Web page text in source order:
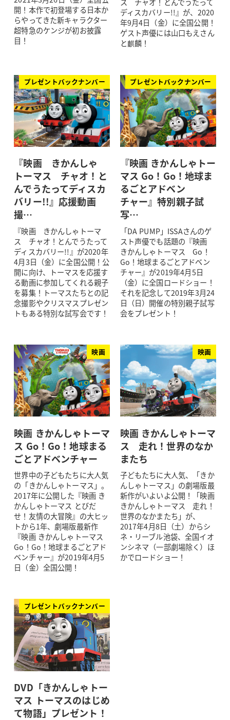
開！本作で初登場する日本か
らやってきた新キャラクター
超特急のケンジが初お披露
目！
ス チャオ！とんでうたって
ディスカバリー!!』が、2020
年9月4日（金）に全国公開！
ゲスト声優には山口もえさん
と麒麟！
プレゼントバックナンバー
『映画 きかんしゃ
トーマス チャオ！と
んでうたってディスカ
バリー!!』応援動画
撮…
『映画 きかんしゃトーマ
ス チャオ！とんでうたって
ディスカバリー!!』が2020年
4月3日（金）に全国公開！公
開に向け、トーマスを応援す
る動画に参加してくれる親子
を募集！トーマスたちとの記
念撮影やクリスマスプレゼン
トもある特別な試写会です！
プレゼントバックナンバー
『映画 きかんしゃトー
マス Go！Go！地球ま
るごとアドベン
チャー』特別親子試
写…
「DA PUMP」ISSAさんのゲ
スト声優でも話題の『映画
きかんしゃトーマス Go！
Go！地球まるごとアドベン
チャー』が2019年4月5日
（金）に全国ロードショー！
それを記念して2019年3月24
日（日）開催の特別親子試写
会をプレゼント！
映画
映画 きかんしゃトーマ
ス Go！Go！地球まる
ごとアドベンチャー
世界中の子どもたちに大人気
の「きかんしゃトーマス」。
2017年に公開した『映画 き
かんしゃトーマス とびだ
せ！友情の大冒険』の大ヒッ
トから1年、劇場版最新作
『映画 きかんしゃトーマス
Go！Go！地球まるごとアド
ベンチャー』が2019年4月5
日（金）全国公開！
映画
映画 きかんしゃトーマ
ス 走れ！世界のなか
またち
子どもたちに大人気、「きか
んしゃトーマス」の劇場版最
新作がいよいよ公開！「映画
きかんしゃトーマス 走れ！
世界のなかまたち」が、
2017年4月8日（土）からシ
ネ・リーブル池袋、全国イオ
ンシネマ（一部劇場除く）ほ
かでロードショー！
プレゼントバックナンバー
DVD「きかんしゃトー
マス トーマスのはじめ
て物語」プレゼント！